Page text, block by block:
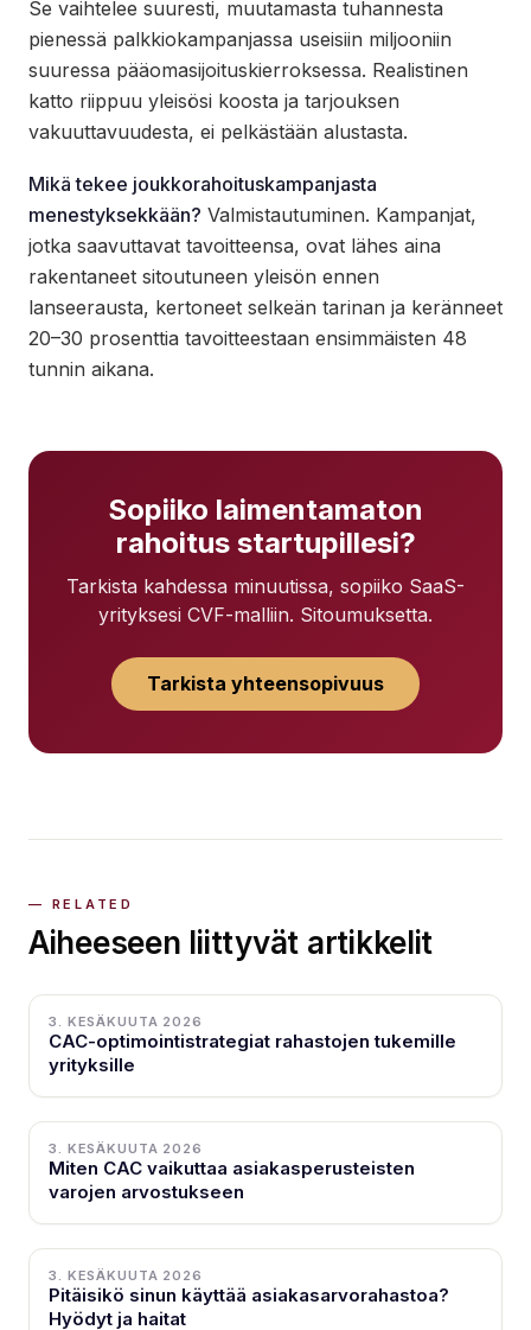
Se vaihtelee suuresti, muutamasta tuhannesta
pienessä palkkiokampanjassa useisiin miljooniin
suuressa pääomasijoituskierroksessa. Realistinen
katto riippuu yleisösi koosta ja tarjouksen
vakuuttavuudesta, ei pelkästään alustasta.
Mikä tekee joukkorahoituskampanjasta
menestyksekkään? Valmistautuminen. Kampanjat,
jotka saavuttavat tavoitteensa, ovat lähes aina
rakentaneet sitoutuneen yleisön ennen
lanseerausta, kertoneet selkeän tarinan ja keränneet
20–30 prosenttia tavoitteestaan ​​ensimmäisten 48
tunnin aikana.
Sopiiko laimentamaton
rahoitus startupillesi?
Tarkista kahdessa minuutissa, sopiiko SaaS-
yrityksesi CVF-malliin. Sitoumuksetta.
Tarkista yhteensopivuus
Aiheeseen liittyvät artikkelit
3. KESÄKUUTA 2026
CAC-optimointistrategiat rahastojen tukemille
yrityksille
3. KESÄKUUTA 2026
Miten CAC vaikuttaa asiakasperusteisten
varojen arvostukseen
3. KESÄKUUTA 2026
Pitäisikö sinun käyttää asiakasarvorahastoa?
Hyödyt ja haitat